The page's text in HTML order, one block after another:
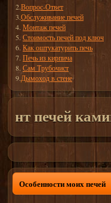
2.Вопрос-Ответ
3.Обслуживание печей
4. Монтаж печей
5. Стоимость печей под ключ
6. Как оштукатурить печь
7. Печь из кирпича
8. Сам Трубочист
9.Дымоход в стене
в СПб и
Особенности моих печей